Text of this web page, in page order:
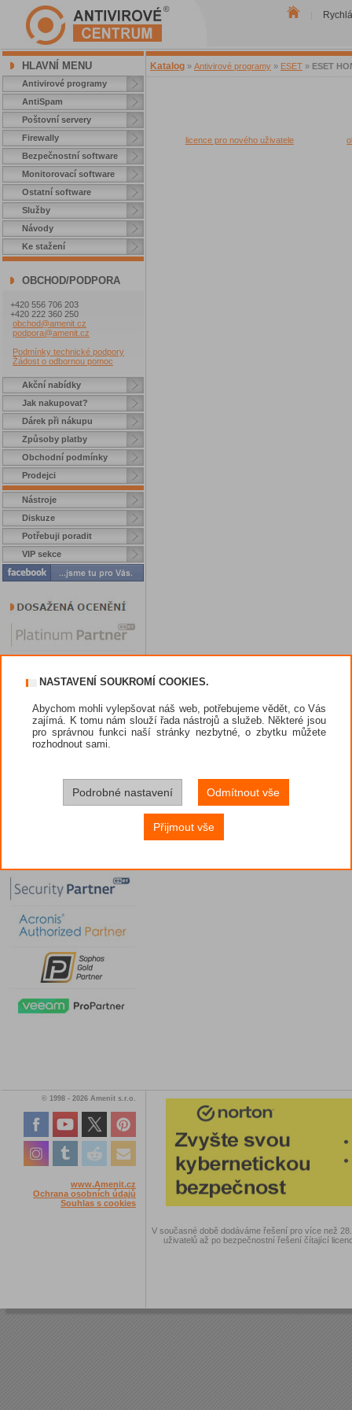
HLAVNÍ MENU
Antivirové programy
AntiSpam
Poštovní servery
Firewally
Bezpečnostní software
Monitorovací software
Ostatní software
Služby
Návody
Ke stažení
OBCHOD/PODPORA
+420 556 706 203
+420 222 360 250
obchod@amenit.cz
podpora@amenit.cz
Podmínky technické podpory
Žádost o odbornou pomoc
Akční nabídky
Jak nakupovat?
Dárek při nákupu
Způsoby platby
Obchodní podmínky
Prodejci
Nástroje
Diskuze
Potřebuji poradit
VIP sekce
Katalog » Antivirové programy » ESET » ESET
licence pro nového uživatele
© 1998 - 2026 Amenit s.r.o.
www.Amenit.cz
Ochrana osobních údajů
Souhlas s cookies
V současné době dodáváme řešení pro více než
uživatelů až po bezpečnostní řešení čítající
NASTAVENÍ SOUKROMÍ COOKIES.
Abychom mohli vylepšovat náš web, potřebujeme vědět, co Vás
zajímá. K tomu nám slouží řada nástrojů a služeb. Některé jsou
pro správnou funkci naší stránky nezbytné, o zbytku můžete
rozhodnout sami.
Podrobné nastavení Odmítnout vše
Přijmout vše